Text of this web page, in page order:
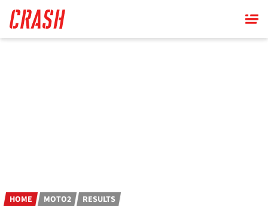
main
content
HOME MOTO2 RESULTS